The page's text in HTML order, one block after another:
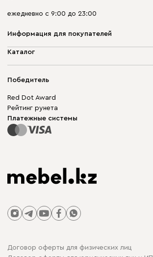
ежедневно с 9:00 до 23:00
Информация для покупателей
О компании
Гарантия
Карта сайта
Каталог
Корпусная мебель
Модульная мебель
Столы и стулья
Победитель
Red Dot Award
Рейтинг рунета
Платежные системы
Договор оферты для физических лиц